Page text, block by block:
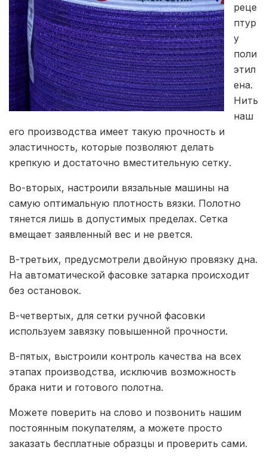
реце
птур
у
поли
этил
ена.
Нить
наш
его производства имеет такую прочность и
эластичность, которые позволяют делать
крепкую и достаточно вместительную сетку.
Во-вторых, настроили вязальные машины на
самую оптимальную плотность вязки. Полотно
тянется лишь в допустимых пределах. Сетка
вмещает заявленный вес и не рвется.
В-третьих, предусмотрели двойную провязку дна.
На автоматической фасовке затарка происходит
без остановок.
В-четвертых, для сетки ручной фасовки
используем завязку повышенной прочности.
В-пятых, выстроили контроль качества на всех
этапах производства, исключив возможность
брака нити и готового полотна.
Можете поверить на слово и позвонить нашим
постоянным покупателям, а можете просто
заказать бесплатные образцы и проверить сами.